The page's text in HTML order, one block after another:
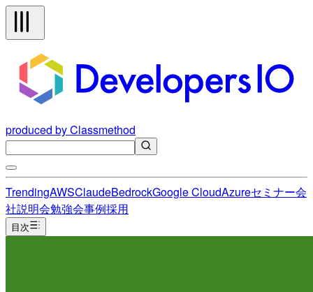
produced by Classmethod
TrendingAWSClaudeBedrockGoogle CloudAzureセミナー会
社説明会勉強会事例採用
目次